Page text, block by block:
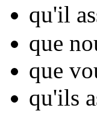
qu'il
que
que
qu'ils